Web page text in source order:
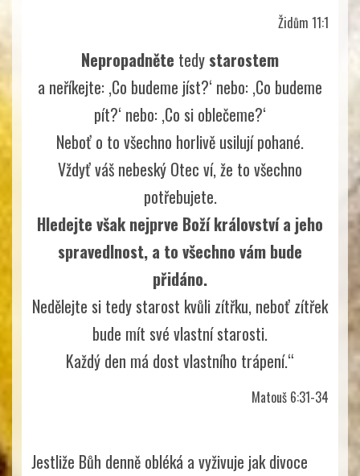
Židům 11:1
Nepropadněte tedy starostem
a neříkejte: ‚Co budeme jíst?‘ nebo: ‚Co budeme
pít?‘ nebo: ‚Co si oblečeme?‘
Neboť o to všechno horlivě usilují pohané.
Vždyť váš nebeský Otec ví, že to všechno
potřebujete.
Hledejte však nejprve Boží království a jeho
spravedlnost, a to všechno vám bude
přidáno.
Nedělejte si tedy starost kvůli zítřku, neboť zítřek
bude mít své vlastní starosti.
Každý den má dost vlastního trápení.“
Matouš 6:31-34
Jestliže Bůh denně obléká a vyživuje jak divoce